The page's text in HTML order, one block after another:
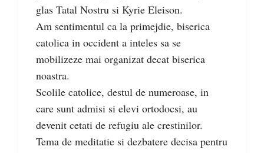
glas Tatal Nostru si Kyrie Eleison.
Am sentimentul ca la primejdie, biserica
catolica in occident a inteles sa se
mobilizeze mai organizat decat biserica
noastra.
Scolile catolice, destul de numeroase, in
care sunt admisi si elevi ortodocsi, au
devenit cetati de refugiu ale crestinilor.
Tema de meditatie si dezbatere decisa pentru